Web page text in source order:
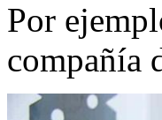
Por
compañía